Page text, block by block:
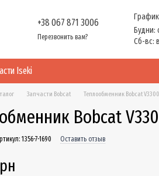
+38 067 871 3006
Перезвонить вам?
Будни:
Сб-вс:
Iseki
Запчасти Bobcat Теплообменник Bobcat
Bobcat
1356-7-1690 Оставить отзыв